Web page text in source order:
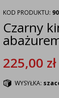
KOD PRODUKTU:
Czarny
225,00 zł
WYSYŁKA: